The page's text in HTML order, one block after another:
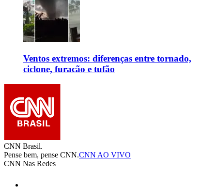
Ventos extremos: diferenças entre tornado,
ciclone, furacão e tufão
CNN Brasil.
Pense bem, pense CNN.CNN AO VIVO
CNN Nas Redes